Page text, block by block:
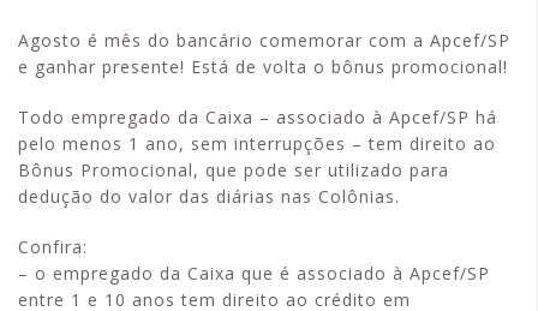
Agosto é mês do bancário comemorar com a Apcef/SP
e ganhar presente! Está de volta o bônus promocional!
Todo empregado da Caixa – associado à Apcef/SP há
pelo menos 1 ano, sem interrupções – tem direito ao
Bônus Promocional, que pode ser utilizado para
dedução do valor das diárias nas Colônias.
Confira:
– o empregado da Caixa que é associado à Apcef/SP
entre 1 e 10 anos tem direito ao crédito em